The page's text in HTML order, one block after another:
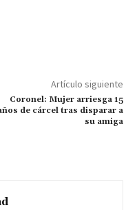
Artículo siguiente
Coronel: Mujer arriesga 15
de cárcel tras disparar a
su amiga